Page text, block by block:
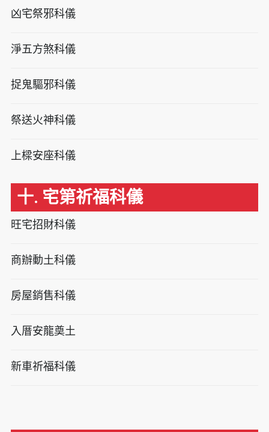
凶宅祭邪科儀
淨五方煞科儀
捉鬼驅邪科儀
祭送火神科儀
上樑安座科儀
十. 宅第祈福科儀
旺宅招財科儀
商辦動土科儀
房屋銷售科儀
入厝安龍奠土
新車祈福科儀